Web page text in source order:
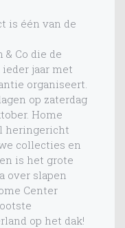
is één van de
Co die de
jaar met
organiseert.
op zaterdag
Home
heringericht
collecties en
is het grote
over slapen
Center
op het dak!